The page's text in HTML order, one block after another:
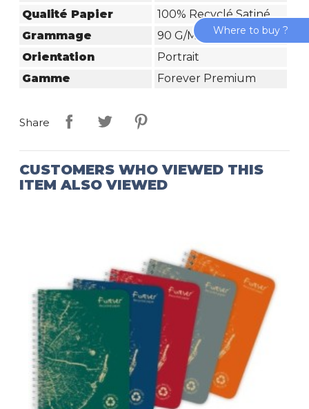
Qualité Papier
100% Recyclé Satiné
Grammage
90 G/m²
Orientation
Portrait
Gamme
Forever Premium
Share
CUSTOMERS WHO VIEWED THIS
ITEM ALSO VIEWED
Where to buy ?